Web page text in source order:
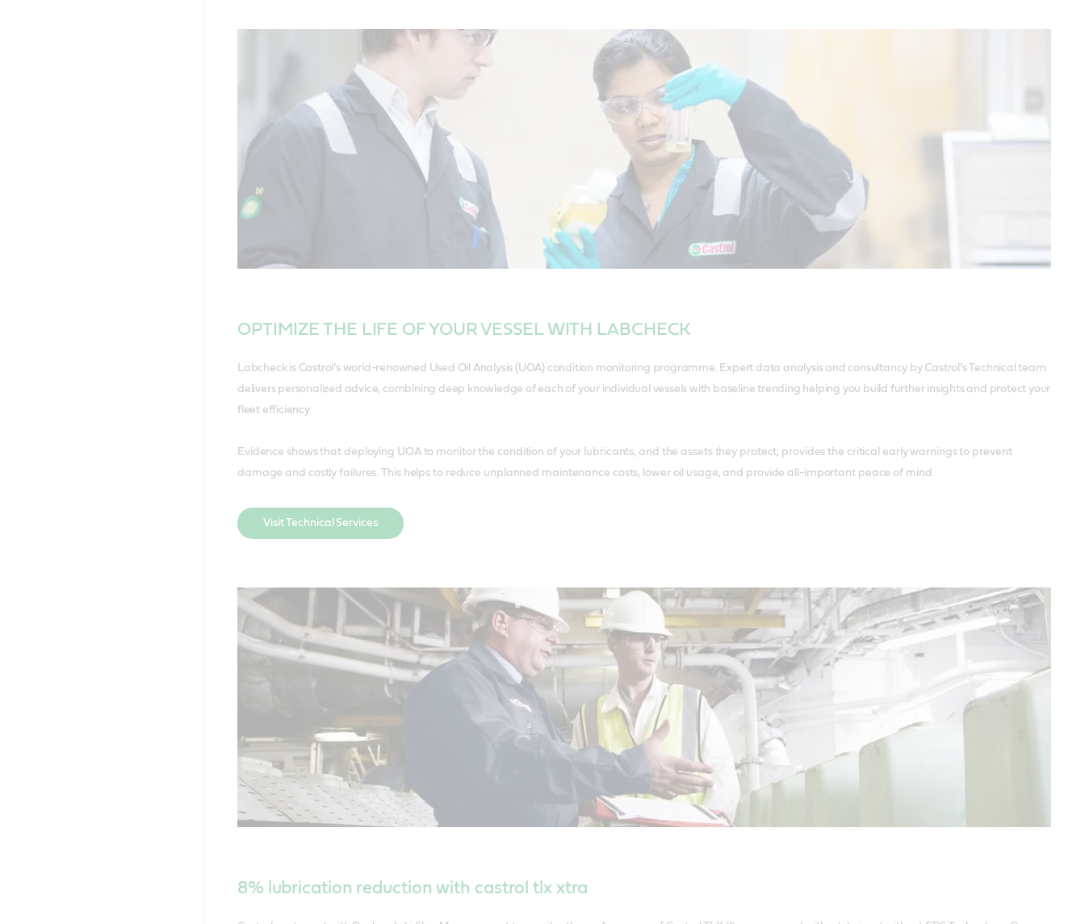
OPTIMIZE THE LIFE OF YOUR VESSEL WITH LABCHECK
Labcheck is Castrol’s world-renowned Used Oil Analysis (UOA) condition monitoring programme. Expert data analysis and consultancy by Castrol’s Technical team
delivers personalized advice, combining deep knowledge of each of your individual vessels with baseline trending helping you build further insights and protect your
fleet efficiency.
Evidence shows that deploying UOA to monitor the condition of your lubricants, and the assets they protect, provides the critical early warnings to prevent
damage and costly failures. This helps to reduce unplanned maintenance costs, lower oil usage, and provide all-important peace of mind.
Visit Technical Services
8% lubrication reduction with castrol tlx xtra